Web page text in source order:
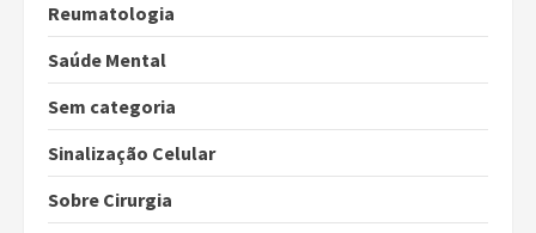
Reumatologia
Saúde Mental
Sem categoria
Sinalização Celular
Sobre Cirurgia